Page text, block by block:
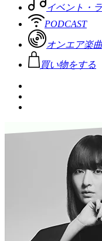
イベント・
PODCAST
オンエア楽
買い物をする